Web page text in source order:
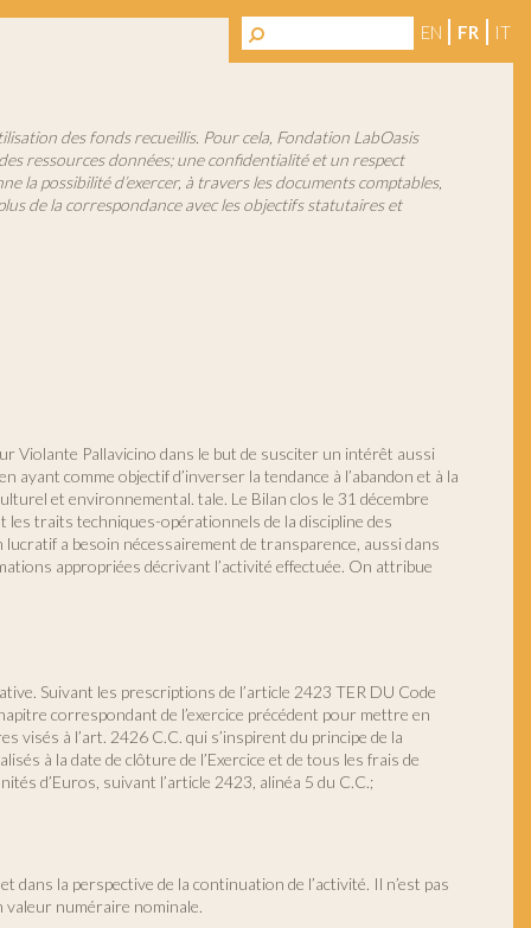
EN FR IT
des fonds recueillis. Pour cela, Fondation LabOasis
ressources données; une confidentialité et un respect
la possibilité d’exercer, à travers les documents comptables,
de la correspondance avec les objectifs statutaires et
Violante Pallavicino dans le but de susciter un intérêt aussi
comme objectif d’inverser la tendance à l’abandon et à la
et environnemental. tale. Le Bilan clos le 31 décembre
les traits techniques-opérationnels de la discipline des
a besoin nécessairement de transparence, aussi dans
appropriées décrivant l’activité effectuée. On attribue
Suivant les prescriptions de l’article 2423 TER DU Code
correspondant de l’exercice précédent pour mettre en
visés à l’art. 2426 C.C. qui s’inspirent du principe de la
à la date de clôture de l’Exercice et de tous les frais de
d’Euros, suivant l’article 2423, alinéa 5 du C.C.;
dans la perspective de la continuation de l’activité. Il n’est pas
valeur numéraire nominale.